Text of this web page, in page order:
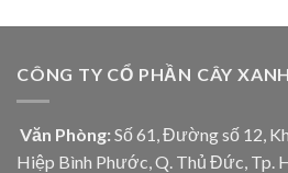
CÔNG TY CỔ PHẦN CÂY
Văn Phòng: Số 61, Đường số 12,
Hiệp Bình Phước, Q. Thủ Đức, Tp.